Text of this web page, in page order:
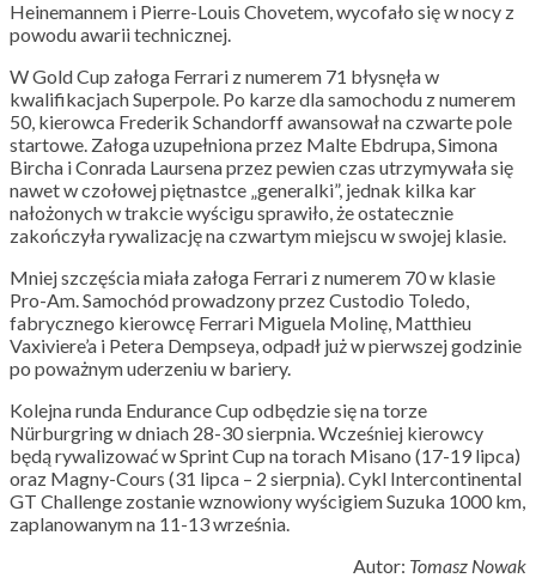
Heinemannem i Pierre-Louis Chovetem, wycofało się w nocy z
powodu awarii technicznej.
W Gold Cup załoga Ferrari z numerem 71 błysnęła w
kwalifikacjach Superpole. Po karze dla samochodu z numerem
50, kierowca Frederik Schandorff awansował na czwarte pole
startowe. Załoga uzupełniona przez Malte Ebdrupa, Simona
Bircha i Conrada Laursena przez pewien czas utrzymywała się
nawet w czołowej piętnastce „generalki”, jednak kilka kar
nałożonych w trakcie wyścigu sprawiło, że ostatecznie
zakończyła rywalizację na czwartym miejscu w swojej klasie.
Mniej szczęścia miała załoga Ferrari z numerem 70 w klasie
Pro-Am. Samochód prowadzony przez Custodio Toledo,
fabrycznego kierowcę Ferrari Miguela Molinę, Matthieu
Vaxiviere’a i Petera Dempseya, odpadł już w pierwszej godzinie
po poważnym uderzeniu w bariery.
Kolejna runda Endurance Cup odbędzie się na torze
Nürburgring w dniach 28-30 sierpnia. Wcześniej kierowcy
będą rywalizować w Sprint Cup na torach Misano (17-19 lipca)
oraz Magny-Cours (31 lipca – 2 sierpnia). Cykl Intercontinental
GT Challenge zostanie wznowiony wyścigiem Suzuka 1000 km,
zaplanowanym na 11-13 września.
Autor: Tomasz Nowak